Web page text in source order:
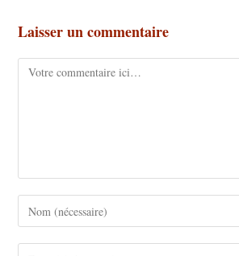
Laisser un commentaire